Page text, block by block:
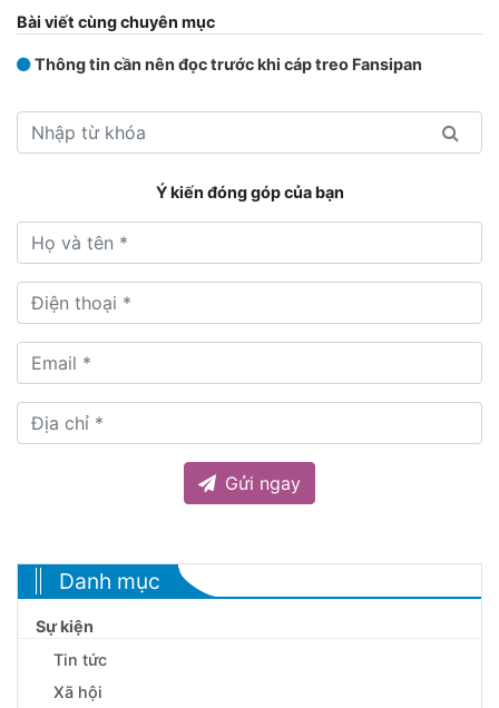
Bài viết cùng chuyên mục
Thông tin cần nên đọc trước khi cáp treo Fansipan
Ý kiến đóng góp của bạn
Gửi ngay
Danh mục
Sự kiện
Tin tức
Xã hội